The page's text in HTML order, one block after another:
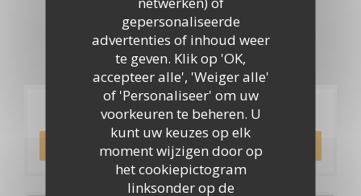
gepersonaliseerde
advertenties of inhoud weer
te geven. Klik op 'OK,
accepteer alle', 'Weiger alle'
of 'Personaliseer' om uw
voorkeuren te beheren. U
kunt uw keuzes op elk
moment wijzigen door op
het cookiepictogram
linksonder op de
Reservering
RESERVEER EEN TAFEL